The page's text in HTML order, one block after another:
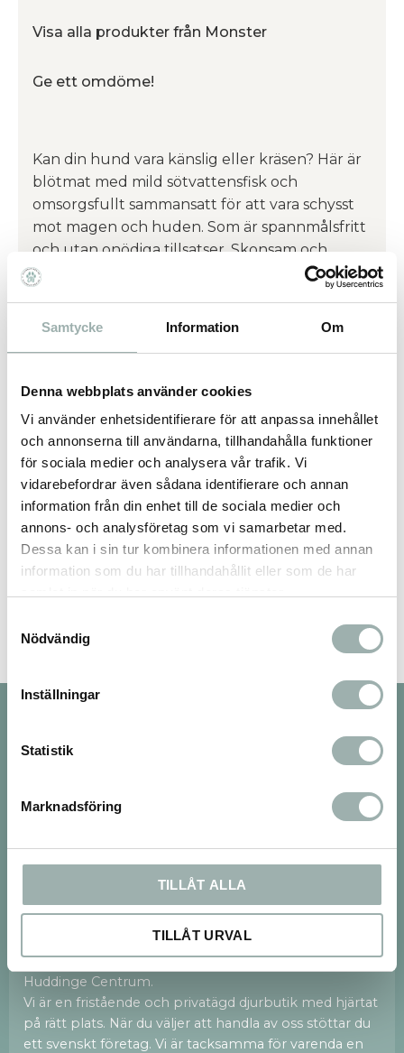
Samtycke Information Om
Denna webbplats använder cookies
Vi använder enhetsidentifierare för att anpassa innehållet
och annonserna till användarna, tillhandahålla funktioner
för sociala medier och analysera vår trafik. Vi
vidarebefordrar även sådana identifierare och annan
information från din enhet till de sociala medier och
annons- och analysföretag som vi samarbetar med.
Dessa kan i sin tur kombinera informationen med annan
information som du har tillhandahållit eller som de har
Nödvändig
Inställningar
Statistik
Marknadsföring
TILLÅT ALLA
TILLÅT URVAL
Visa alla produkter från Monster
Ge ett omdöme!
Kan din hund vara känslig eller kräsen? Här är
blötmat med mild sötvattensfisk och
omsorgsfullt sammansatt för att vara schysst
mot magen och huden. Som är spannmålsfritt
och utan onödiga tillsatser. Skonsam och
delikat på samma gång – precis så som vi
Bli den första att lämna ett omdöme.
Dina personuppgifter behandlas i enlighet med vårintegritetspolicy.
Om oss
Vi finns både på webben och med en 250kvm
stor fysisk butik i Tumba och nu även en ny butik i
Huddinge Centrum.
Vi är en fristående och privatägd djurbutik med hjärtat
på rätt plats. När du väljer att handla av oss stöttar du
ett svenskt företag. Vi är tacksamma för varenda en